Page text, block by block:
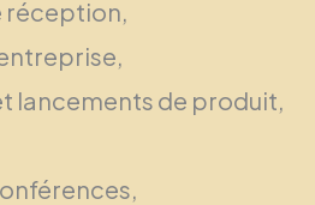
lancements de produit,